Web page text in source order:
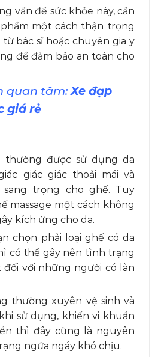
vấn đề sức khỏe này, cần
một cách thận trọng
bác sĩ hoặc chuyên gia y
để đảm bảo an toàn cho
quan tâm:Xe đạp
giá rẻ
thường được sử dụng da
giác giác thoải mái và
trọng cho ghế. Tuy
massage một cách không
kích ứng cho da.
chọn phải loại ghế có da
có thể gây nên tình trạng
đối với những người có làn
thường xuyên vệ sinh và
sử dụng, khiến vi khuẩn
thì đây cũng là nguyên
ngứa ngáy khó chịu.